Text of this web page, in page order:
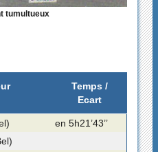
tumultueux
Temps /
Ecart
en 5h21’43’’